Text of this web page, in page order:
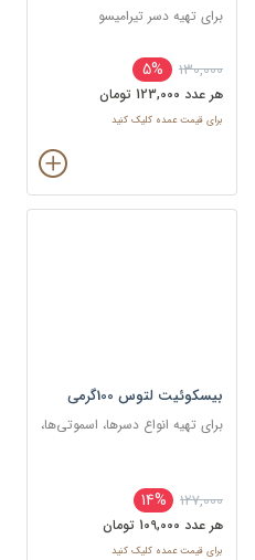
برای تهیه دسر تیرامیسو
130,000
5%
هر عدد 123,000 تومان
برای قیمت عمده کلیک کنید
بیسکوئیت لتوس 100گرمی
برای تهیه انواع دسرها، اسموتی‌ها،
127,000
14%
هر عدد 109,000 تومان
برای قیمت عمده کلیک کنید